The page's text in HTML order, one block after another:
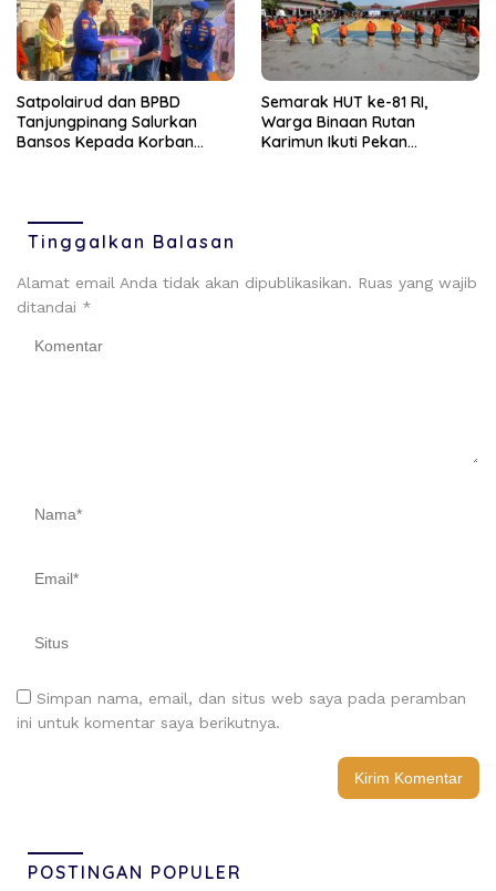
Satpolairud dan BPBD
Tanjungpinang Salurkan
Bansos Kepada Korban
Semarak HUT ke-81 RI,
Warga Binaan Rutan
Karimun Ikuti Pekan
Tinggalkan Balasan
Alamat email Anda tidak akan dipublikasikan. Ruas yang wajib
ditandai *
Simpan nama, email, dan situs web saya pada peramban
ini untuk komentar saya berikutnya.
POSTINGAN POPULER